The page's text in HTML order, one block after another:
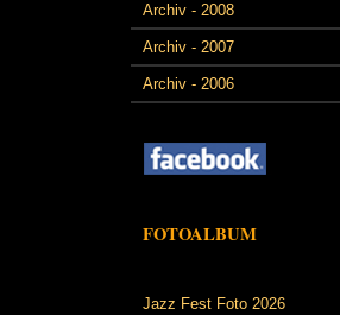
Archiv - 2008
Archiv - 2007
Archiv - 2006
FOTOALBUM
Jazz Fest Foto 2026